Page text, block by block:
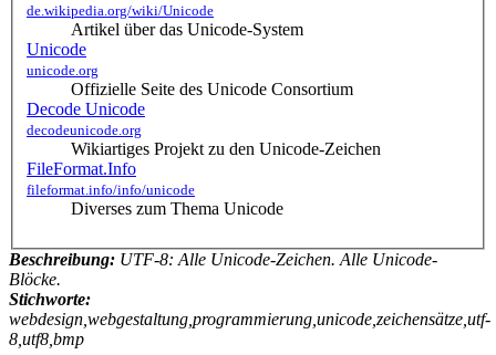
de.wikipedia.org/wiki/Unicode
Artikel über das Unicode-System
Unicode
unicode.org
Offizielle Seite des Unicode Consortium
Decode Unicode
decodeunicode.org
Wikiartiges Projekt zu den Unicode-Zeichen
FileFormat.Info
fileformat.info/info/unicode
Diverses zum Thema Unicode
Beschreibung: UTF-8: Alle Unicode-Zeichen. Alle Unicode-
Blöcke.
Stichworte:
webdesign,webgestaltung,programmierung,unicode,zeichensätze,utf-
8,utf8,bmp